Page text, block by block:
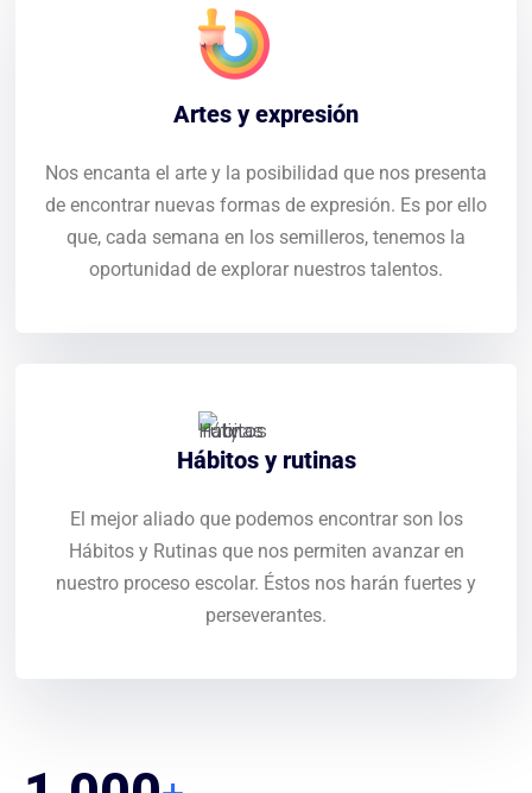
Artes y expresión
Nos encanta el arte y la posibilidad que nos presenta
de encontrar nuevas formas de expresión. Es por ello
que, cada semana en los semilleros, tenemos la
oportunidad de explorar nuestros talentos.
Hábitos y rutinas
El mejor aliado que podemos encontrar son los
Hábitos y Rutinas que nos permiten avanzar en
nuestro proceso escolar. Éstos nos harán fuertes y
perseverantes.